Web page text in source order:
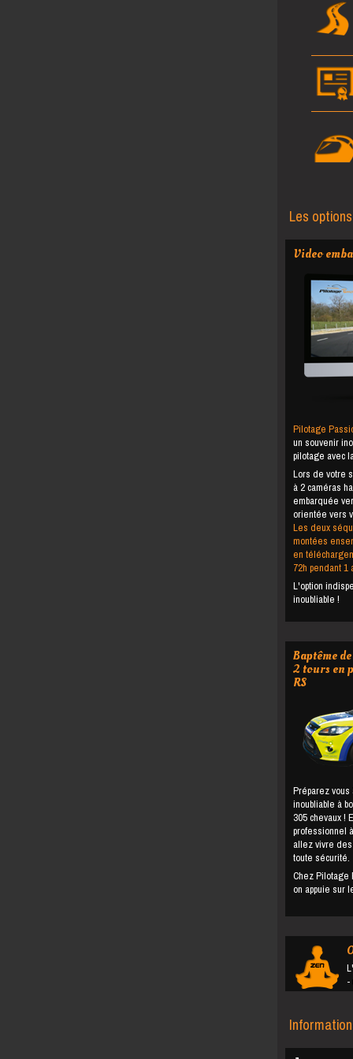
Les
Video
Pilotage
un souvenir
pilotage avec
Lors de votre
à 2 caméras
embarquée
orientée vers
Les deux
montées
en
72h pendant 1
L'option
inoubliable !
Baptême
2 tours en
RS
Préparez
inoubliable à
305 chevaux !
professionnel
allez vivre
toute sécurité.
Chez Pilotage
on appuie sur
- un changement du